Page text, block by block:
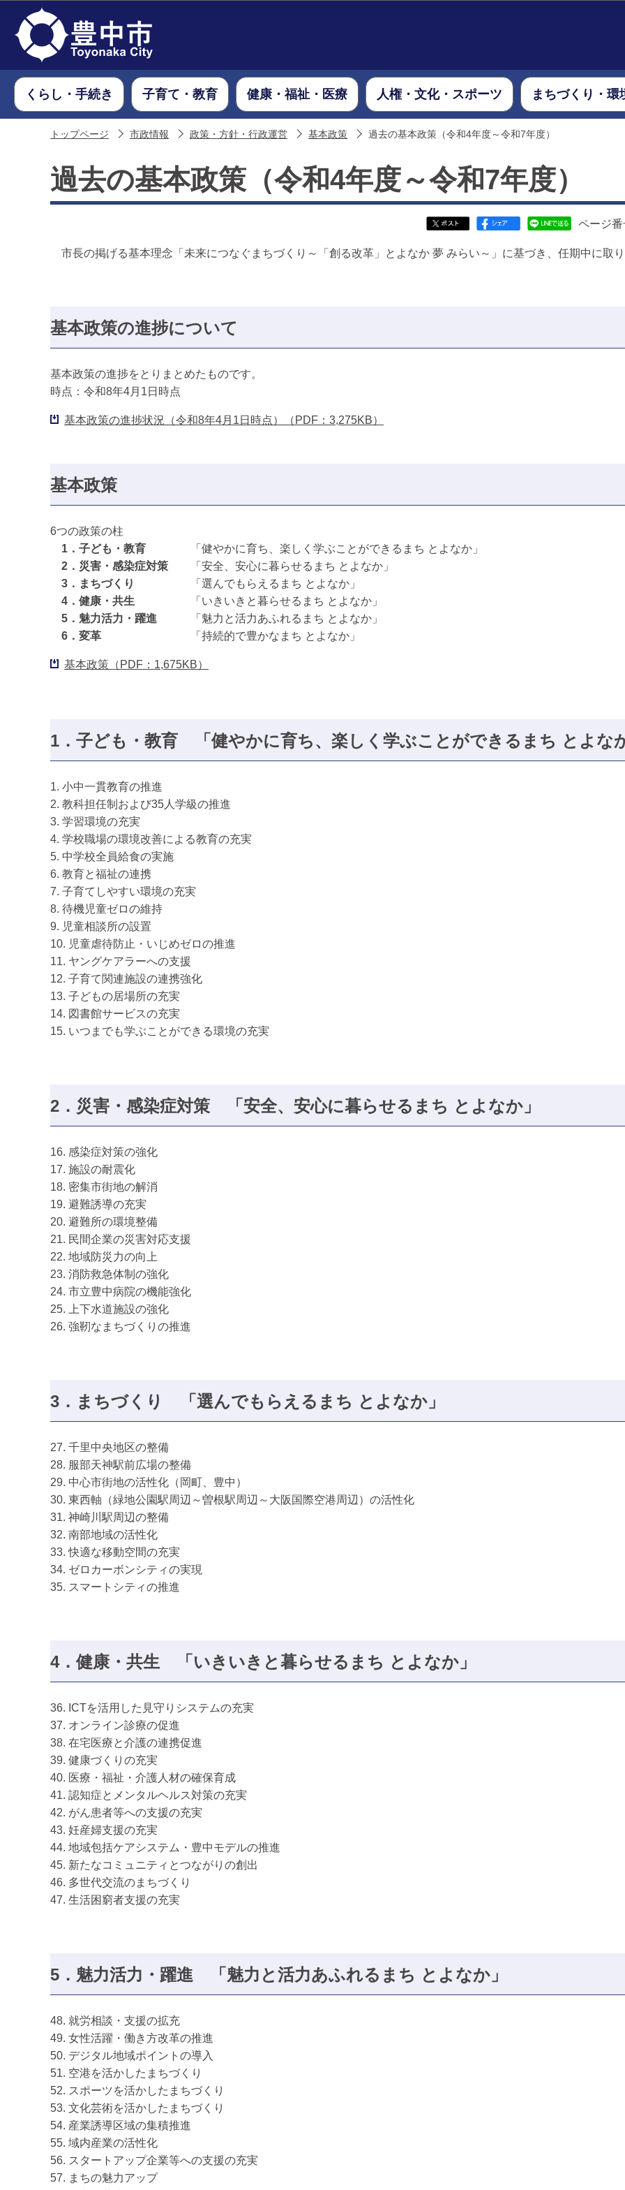
くらし・手続き 子育て・教育 健康・福祉・医療 人権・文化・スポーツ まちづくり・環
トップページ 市政情報 政策・方針・行政運営 基本政策 過去の基本政策（令和4年度～令和7年度）
過去の基本政策（令和4年度～令和7年度）
ページ
市長の掲げる基本理念「未来につなぐまちづくり～「創る改革」とよなか 夢 みらい～」に基づき、任期中に取
基本政策の進捗について
基本政策の進捗をとりまとめたものです。
時点：令和8年4月1日時点
基本政策の進捗状況（令和8年4月1日時点）（PDF：3,275KB）
基本政策
6つの政策の柱
1．子ども・教育
「健やかに育ち、楽しく学ぶことができるまち とよなか」
2．災害・感染症対策
「安全、安心に暮らせるまち とよなか」
3．まちづくり
「選んでもらえるまち とよなか」
4．健康・共生
「いきいきと暮らせるまち とよなか」
5．魅力活力・躍進
「魅力と活力あふれるまち とよなか」
6．変革
「持続的で豊かなまち とよなか」
基本政策（PDF：1,675KB）
1．子ども・教育 「健やかに育ち、楽しく学ぶことができるまち とよな
1. 小中一貫教育の推進
2. 教科担任制および35人学級の推進
3. 学習環境の充実
4. 学校職場の環境改善による教育の充実
5. 中学校全員給食の実施
6. 教育と福祉の連携
7. 子育てしやすい環境の充実
8. 待機児童ゼロの維持
9. 児童相談所の設置
10. 児童虐待防止・いじめゼロの推進
11. ヤングケアラーへの支援
12. 子育て関連施設の連携強化
13. 子どもの居場所の充実
14. 図書館サービスの充実
15. いつまでも学ぶことができる環境の充実
2．災害・感染症対策 「安全、安心に暮らせるまち とよなか」
16. 感染症対策の強化
17. 施設の耐震化
18. 密集市街地の解消
19. 避難誘導の充実
20. 避難所の環境整備
21. 民間企業の災害対応支援
22. 地域防災力の向上
23. 消防救急体制の強化
24. 市立豊中病院の機能強化
25. 上下水道施設の強化
26. 強靭なまちづくりの推進
3．まちづくり 「選んでもらえるまち とよなか」
27. 千里中央地区の整備
28. 服部天神駅前広場の整備
29. 中心市街地の活性化（岡町、豊中）
30. 東西軸（緑地公園駅周辺～曽根駅周辺～大阪国際空港周辺）の活性化
31. 神崎川駅周辺の整備
32. 南部地域の活性化
33. 快適な移動空間の充実
34. ゼロカーボンシティの実現
35. スマートシティの推進
4．健康・共生 「いきいきと暮らせるまち とよなか」
36. ICTを活用した見守りシステムの充実
37. オンライン診療の促進
38. 在宅医療と介護の連携促進
39. 健康づくりの充実
40. 医療・福祉・介護人材の確保育成
41. 認知症とメンタルヘルス対策の充実
42. がん患者等への支援の充実
43. 妊産婦支援の充実
44. 地域包括ケアシステム・豊中モデルの推進
45. 新たなコミュニティとつながりの創出
46. 多世代交流のまちづくり
47. 生活困窮者支援の充実
5．魅力活力・躍進 「魅力と活力あふれるまち とよなか」
48. 就労相談・支援の拡充
49. 女性活躍・働き方改革の推進
50. デジタル地域ポイントの導入
51. 空港を活かしたまちづくり
52. スポーツを活かしたまちづくり
53. 文化芸術を活かしたまちづくり
54. 産業誘導区域の集積推進
55. 域内産業の活性化
56. スタートアップ企業等への支援の充実
57. まちの魅力アップ